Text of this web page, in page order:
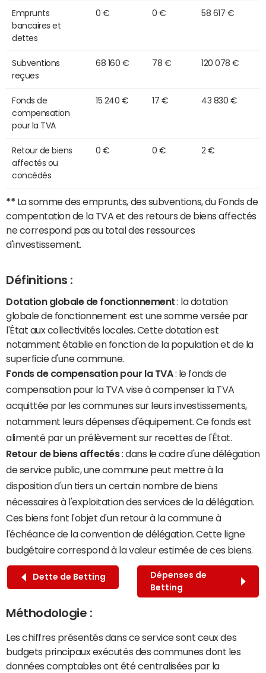
Emprunts
bancaires et
dettes
0 € 0 € 58 617 €
Subventions
reçues
68 160 € 78 € 120 078 €
Fonds de
compensation
pour la TVA
15 240 € 17 € 43 830 €
Retour de biens
affectés ou
concédés
0 € 0 € 2 €
** La somme des emprunts, des subventions, du Fonds de
compentation de la TVA et des retours de biens affectés
ne correspond pas au total des ressources
d'investissement.
Définitions :
Dotation globale de fonctionnement : la dotation
globale de fonctionnement est une somme versée par
l'État aux collectivités locales. Cette dotation est
notamment établie en fonction de la population et de la
superficie d'une commune.
Fonds de compensation pour la TVA: le fonds de
compensation pour la TVA vise à compenser la TVA
acquittée par les communes sur leurs investissements,
notamment leurs dépenses d'équipement. Ce fonds est
alimenté par un prélèvement sur recettes de l'État.
Retour de biens affectés: dans le cadre d'une délégation
de service public, une commune peut mettre à la
disposition d'un tiers un certain nombre de biens
nécessaires à l'exploitation des services de la délégation.
Ces biens font l'objet d'un retour à la commune à
l'échéance de la convention de délégation. Cette ligne
budgétaire correspond à la valeur estimée de ces biens.
Dette de Betting
Dépenses de
Betting
Méthodologie :
Les chiffres présentés dans ce service sont ceux des
budgets principaux exécutés des communes dont les
données comptables ont été centralisées par la